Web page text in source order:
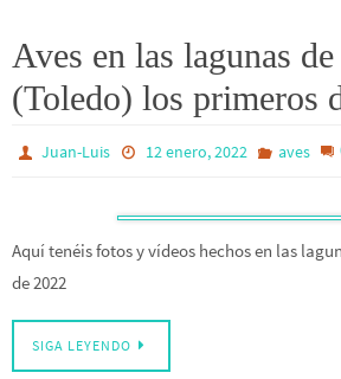
Aves en las lagunas
(Toledo) los primeros
Juan-Luis 12 enero, 2022 aves
Aquí tenéis fotos y vídeos hechos en las
de 2022
SIGA LEYENDO